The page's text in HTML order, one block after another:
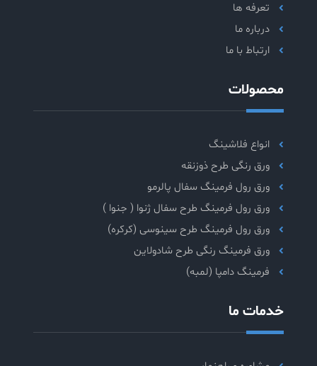
تعرفه ها
درباره ما
ارتباط با ما
محصولات
انواع فلاشینگ
ورق رنگی طرح ذوزنقه
ورق رول فرمینگ سفال پالرمو
ورق رول فرمینگ طرح سفال ژنوا ( جنوا )
ورق رول فرمینگ طرح سینوسی (کرکره)
ورق فرمینگ رنگی طرح شادولاین
فرمینگ دامپا (لمبه)
خدمات ما